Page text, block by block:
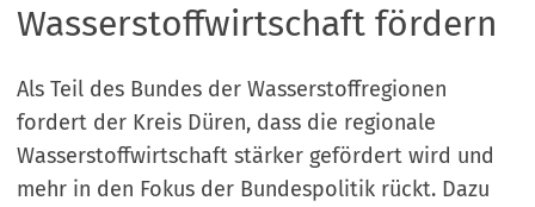
Wasserstoffwirtschaft fördern
Als Teil des Bundes der Wasserstoffregionen
fordert der Kreis Düren, dass die regionale
Wasserstoffwirtschaft stärker gefördert wird und
mehr in den Fokus der Bundespolitik rückt. Dazu